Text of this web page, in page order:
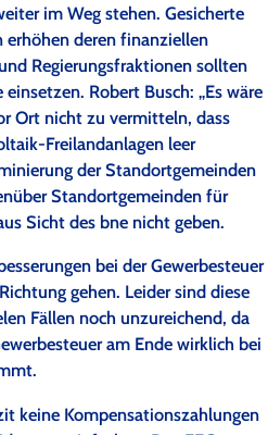
im Weg stehen. Gesicherte
erhöhen deren finanziellen
Regierungsfraktionen sollten
Robert Busch: „Es wäre
Ort nicht zu vermitteln, dass
Freilandanlagen leer
der Standortgemeinden
Standortgemeinden für
Sicht des bne nicht geben.
bei der Gewerbesteuer
gehen. Leider sind diese
Fällen noch unzureichend, da
am Ende wirklich bei
keine Kompensationszahlungen